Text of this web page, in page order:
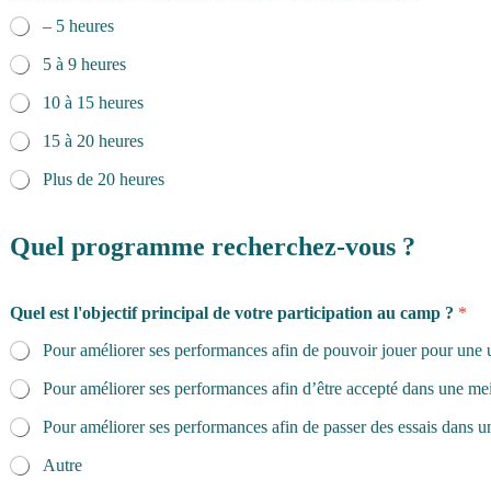
– 5 heures
5 à 9 heures
10 à 15 heures
15 à 20 heures
Plus de 20 heures
Quel programme recherchez-vous ?
Quel est l'objectif principal de votre participation au camp ? *
Pour améliorer ses performances afin de pouvoir jouer pour une
Pour améliorer ses performances afin d’être accepté dans une
Pour améliorer ses performances afin de passer des essais
Autre